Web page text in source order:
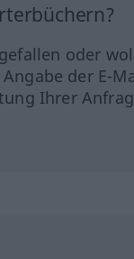
oder
der E-
Ihrer